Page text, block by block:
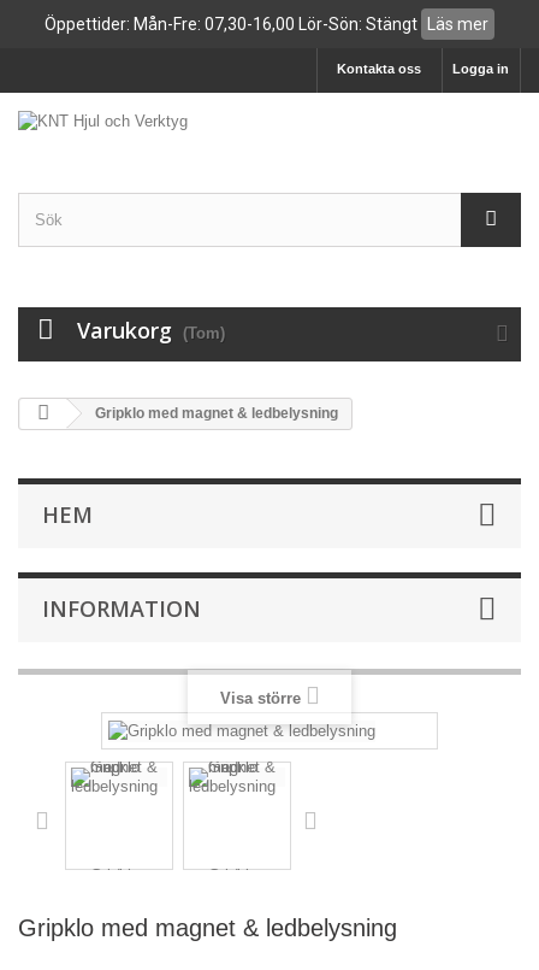
Öppettider: Mån-Fre: 07,30-16,00 Lör-Sön: Stängt Läs mer
Logga in
Kontakta oss
Varukorg (Tom)
Gripklo med magnet & ledbelysning
HEM
INFORMATION
Visa större
Gripklo med magnet & ledbelysning